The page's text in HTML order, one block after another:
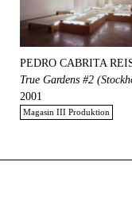
PEDRO CABRITA
True Gardens #2
2001
Magasin III Produktion